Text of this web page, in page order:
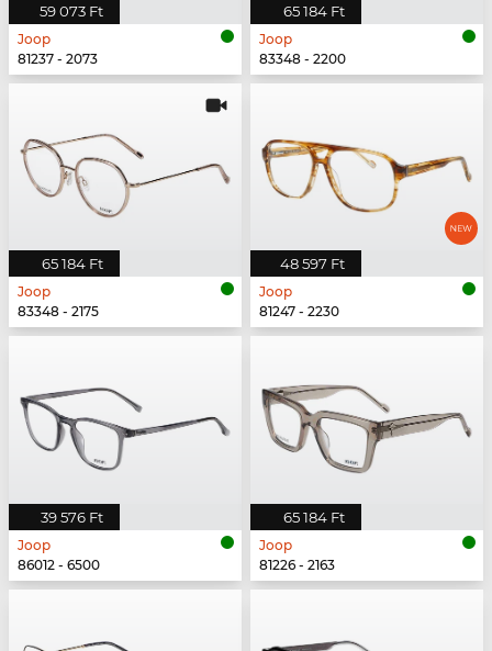
59 073 Ft
Joop
81237 - 2073
65 184 Ft
Joop
83348 - 2200
65 184 Ft
Joop
83348 - 2175
48 597 Ft
Joop
81247 - 2230
39 576 Ft
Joop
86012 - 6500
65 184 Ft
Joop
81226 - 2163